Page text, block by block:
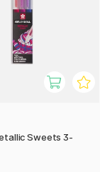
Sweets 3-